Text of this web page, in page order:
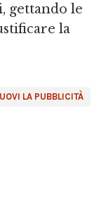
gettando le
la
LA PUBBLICITÀ